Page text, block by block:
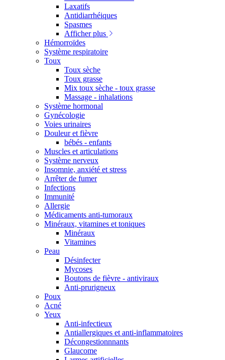
Laxatifs
Antidiarrhéiques
Spasmes
Afficher plus
Hémorroïdes
Système respiratoire
Toux
Toux sèche
Toux grasse
Mix toux sèche - toux grasse
Massage - inhalations
Système hormonal
Gynécologie
Voies urinaires
Douleur et fièvre
bébés - enfants
Muscles et articulations
Système nerveux
Insomnie, anxiété et stress
Arrêter de fumer
Infections
Immunité
Allergie
Médicaments anti-tumoraux
Minéraux, vitamines et toniques
Minéraux
Vitamines
Peau
Désinfecter
Mycoses
Boutons de fièvre - antiviraux
Anti-prurigneux
Poux
Acné
Yeux
Anti-infectieux
Antiallergiques et anti-inflammatoires
Décongestionnnants
Glaucome